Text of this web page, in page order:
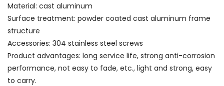
Material: cast aluminum
Surface treatment: powder coated cast aluminum frame
structure
Accessories: 304 stainless steel screws
Product advantages: long service life, strong anti-corrosion
performance, not easy to fade, etc., light and strong, easy
to carry.